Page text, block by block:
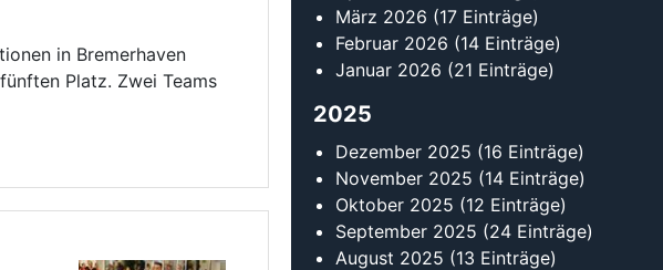
Mai 2025(16 Einträge)
April 2025(14 Einträge)
März 2025(18 Einträge)
Januar 2025
2024
Dezember 2024(13 Einträge)
November 2024(11 Einträge)
Oktober 2024(17 Einträge)